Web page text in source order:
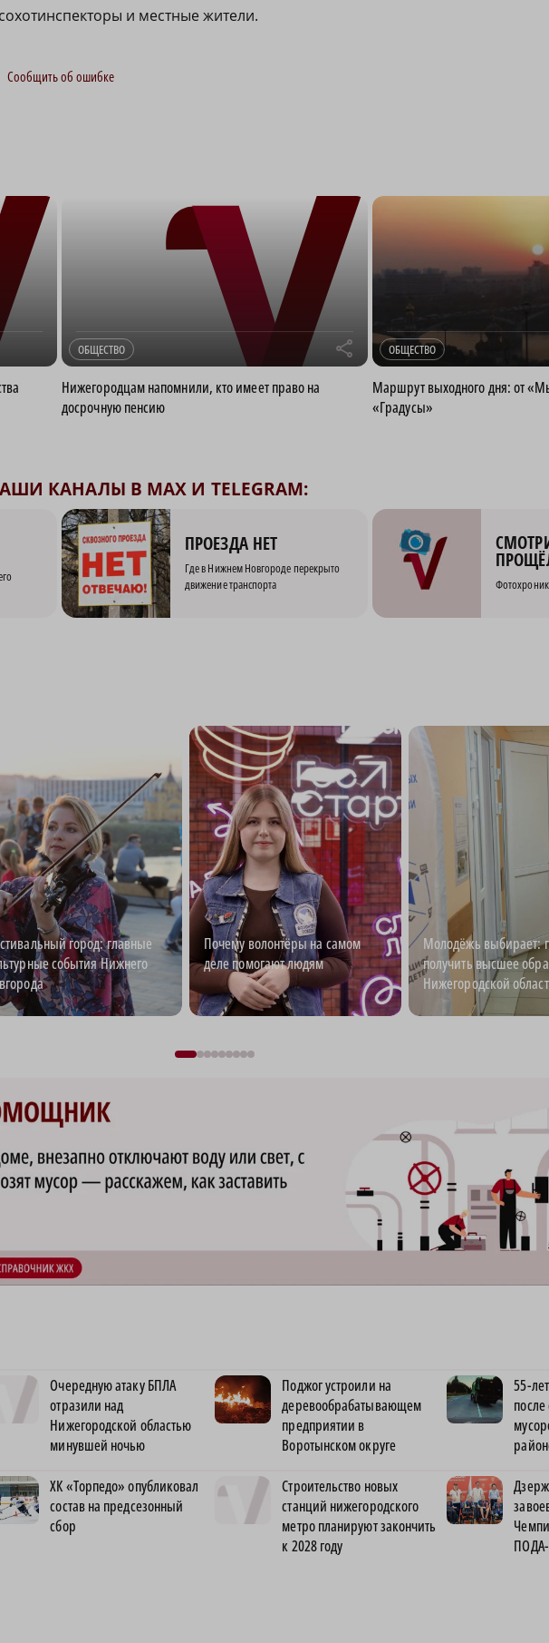
и местные жители.
Сообщить об ошибке
ОБЩЕСТВО r
Нижегородцам напомнили, кто имеет право на
досрочную пенсию
ОБЩЕСТВО
Маршрут выходного дня: от
«Градусы»
КАНАЛЫ В MAX И TELEGRAM:
ПРОЕЗДА НЕТ
Где в Нижнем Новгороде перекрыто
движение транспорта
город: главные
события Нижнего
Почему волонтёры на самом
деле помогают людям
Молодёжь выбирает:
получить высшее
Нижегородской
Очередную атаку БПЛА
отразили над
Нижегородской областью
минувшей ночью
Поджог устроили на
деревообрабатывающем
предприятии в
Воротынском округе
55-
ХК «Торпедо» опубликовал
состав на предсезонный
сбор
Строительство новых
станций нижегородского
метро планируют закончить
к 2028 году
ПОДА-